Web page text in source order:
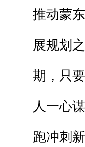
推动蒙
展规划
期，只
人一心
跑冲刺新